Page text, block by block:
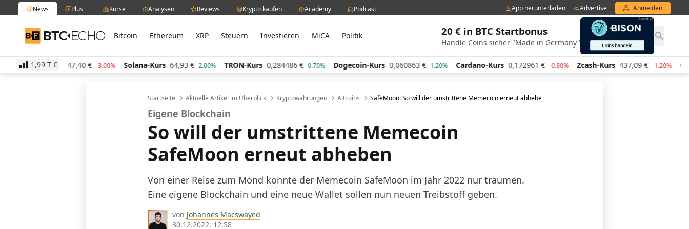
News Plus+ Kurse Analysen Reviews Krypto kaufen Academy Podcast App herunterladen Advertise Anmelden
BTC-ECHO Bitcoin Ethereum XRP Steuern Investieren MiCA Politik 20 € in BTC Startbonus
Handle Coins sicher "Made in Germany"
1,99 T €
47,40 € -3.00% Solana-Kurs 64,93 € 2.00% TRON-Kurs 0,284486 € 0.70% Dogecoin-Kurs 0,060863 € 1.20% Cardano-Kurs 0,172961 € -0.80% Zcash-Kurs 437,09 € -1.20% Chainlink-Kurs
Startseite Aktuelle Artikel im Überblick Kryptowährungen Altcoins SafeMoon: So will der umstrittene Memecoin erneut abheben
Eigene Blockchain
So will der umstrittene Memecoin
SafeMoon erneut abheben
Von einer Reise zum Mond konnte der Memecoin SafeMoon im Jahr 2022 nur träumen.
Eine eigene Blockchain und eine neue Wallet sollen nun neuen Treibstoff geben.
von Johannes Macswayed
30.12.2022, 12:58